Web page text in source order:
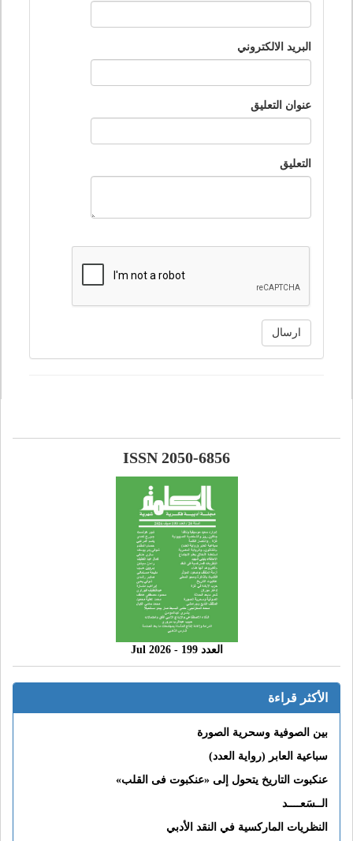
البريد الالكتروني
عنوان التعليق
التعليق
ارسال
ISSN 2050-6856
العدد 199 - 2026 Jul
الأكثر قراءة
بين الصوفية وسحرية الصورة
سباعية العابر (رواية العدد)
عنكبوت التاريخ يتحول إلى «عنكبوت فى القلب»
الــسَعــــد
النظريات الماركسية في النقد الأدبي